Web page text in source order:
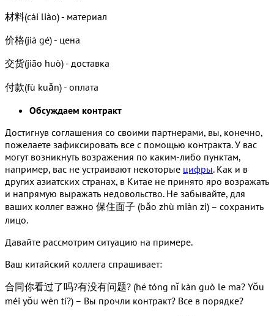
材料(cái liào) - материал
价格(jià gé) - цена
交货(jiāo huò) - доставка
付款(fù kuǎn) - оплата
Обсуждаем контракт
Достигнув соглашения со своими партнерами, вы, конечно,
пожелаете зафиксировать все с помощью контракта. У вас
могут возникнуть возражения по каким-либо пунктам,
например, вас не устраивают некоторые цифры. Как и в
других азиатских странах, в Китае не принято яро возражать
и напрямую выражать недовольство. Не забывайте, для
ваших коллег важно 保住面子 (bǎo zhù miàn zi) – сохранить
лицо.
Давайте рассмотрим ситуацию на примере.
Ваш китайский коллега спрашивает:
合同你看过了吗?有没有问题? (hé tóng nǐ kàn guò le ma? Yǒu
méi yǒu wèn tí?) – Вы прочли контракт? Все в порядке?